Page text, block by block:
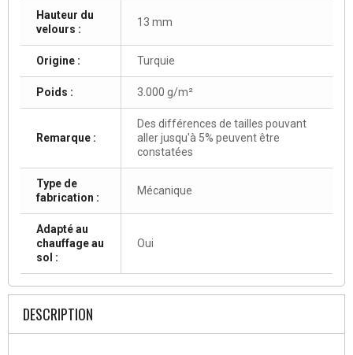
Hauteur du
velours :
13 mm
Origine : Turquie
Poids : 3.000 g/m²
Remarque :
Des différences de tailles pouvant
aller jusqu'à 5% peuvent être
constatées
Type de
fabrication :
Mécanique
Adapté au
chauffage au
sol :
Oui
DESCRIPTION